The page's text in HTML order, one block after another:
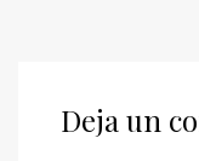
Deja un